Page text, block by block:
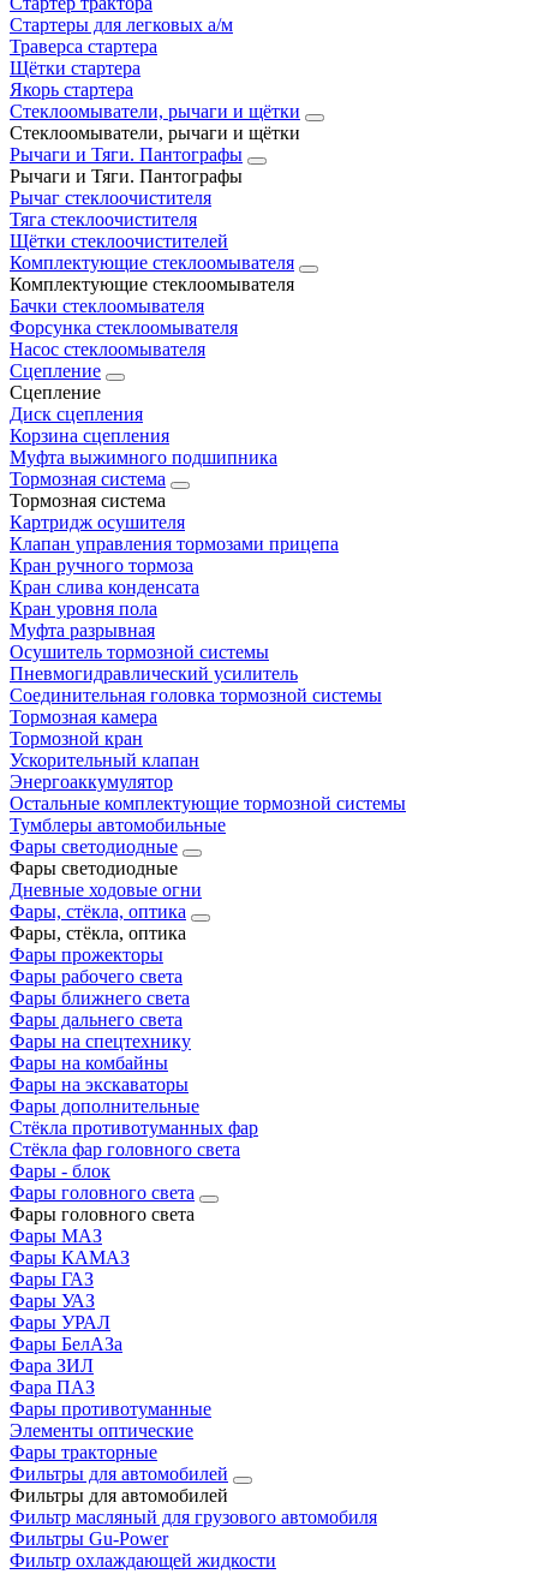
Стартеры для легковых а/м
Траверса стартера
Щётки стартера
Якорь стартера
Стеклоомыватели, рычаги и щётки
Стеклоомыватели, рычаги и щётки
Рычаги и Тяги. Пантографы
Рычаги и Тяги. Пантографы
Рычаг стеклоочистителя
Тяга стеклоочистителя
Щётки стеклоочистителей
Комплектующие стеклоомывателя
Комплектующие стеклоомывателя
Бачки стеклоомывателя
Форсунка стеклоомывателя
Насос стеклоомывателя
Сцепление
Сцепление
Диск сцепления
Корзина сцепления
Муфта выжимного подшипника
Тормозная система
Тормозная система
Картридж осушителя
Клапан управления тормозами прицепа
Кран ручного тормоза
Кран слива конденсата
Кран уровня пола
Муфта разрывная
Осушитель тормозной системы
Пневмогидравлический усилитель
Соединительная головка тормозной системы
Тормозная камера
Тормозной кран
Ускорительный клапан
Энергоаккумулятор
Остальные комплектующие тормозной системы
Тумблеры автомобильные
Фары светодиодные
Фары светодиодные
Дневные ходовые огни
Фары, стёкла, оптика
Фары, стёкла, оптика
Фары прожекторы
Фары рабочего света
Фары ближнего света
Фары дальнего света
Фары на спецтехнику
Фары на комбайны
Фары на экскаваторы
Фары дополнительные
Стёкла противотуманных фар
Стёкла фар головного света
Фары - блок
Фары головного света
Фары головного света
Фары МАЗ
Фары КАМАЗ
Фары ГАЗ
Фары УАЗ
Фары УРАЛ
Фары БелАЗа
Фара ЗИЛ
Фара ПАЗ
Фары противотуманные
Элементы оптические
Фары тракторные
Фильтры для автомобилей
Фильтры для автомобилей
Фильтр масляный для грузового автомобиля
Фильтры Gu-Power
Фильтр охлаждающей жидкости